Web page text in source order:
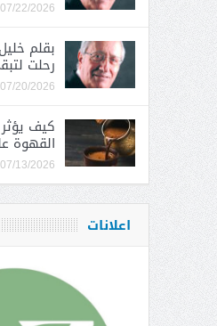
07/22/2026
بقلم
رحلت
07/20/2026
كيف
القهوة
07/13/2026
اعلانات